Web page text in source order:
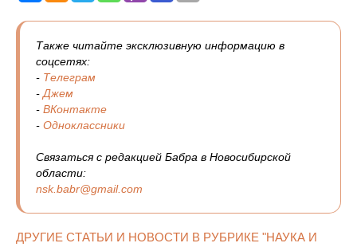
Также читайте эксклюзивную информацию в
соцсетях:
- Телеграм
- Джем
- ВКонтакте
- Одноклассники
Связаться с редакцией Бабра в Новосибирской
области:
nsk.babr@gmail.com
ДРУГИЕ СТАТЬИ И НОВОСТИ В РУБРИКЕ "НАУКА И